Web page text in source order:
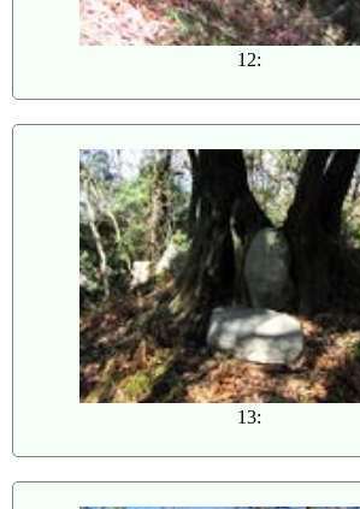
12:
13: